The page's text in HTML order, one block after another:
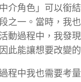
介角色」可以銜
之一。當時，我
動過程中，我發現
此能讓想要改變
過程中我也需要考